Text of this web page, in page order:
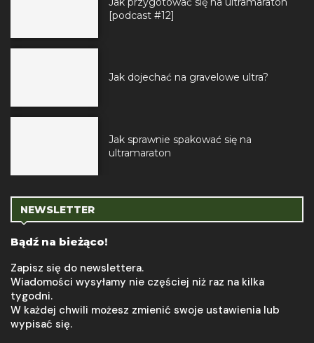
[podcast #12]
Jak dojechać na gravelowe ultra?
Jak sprawnie spakować się na
ultramaraton
NEWSLETTER
Bądź na bieżąco!
Zapisz się do newslettera.
Wiadomości wysyłamy nie częściej niż raz na kilka
tygodni.
W każdej chwili możesz zmienić swoje ustawienia lub
wypisać się.